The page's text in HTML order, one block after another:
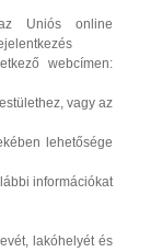
Uniós online
webcímen:
vagy az
lehetősége
információkat
lakóhelyét és